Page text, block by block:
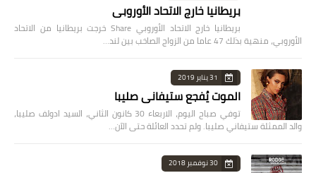
بريطانيا خارج الاتحاد الأوروبي
بريطانيا خارج الاتحاد الأوروبي Share خرجت بريطانيا من الاتحاد
الأوروبي، منهية بذلك 47 عاما من الزواج الصاخب بين لند…
31 يناير 2019
الموت يُفجع ستيفاني صليبا
توفي صباح اليوم، الاربعاء 30 كانون الثاني، السيد ادولف صليبا،
والد الممثلة ستيفاني صليبا. ولم تحدد العائلة حتى الآن…
30 نوفمبر 2018